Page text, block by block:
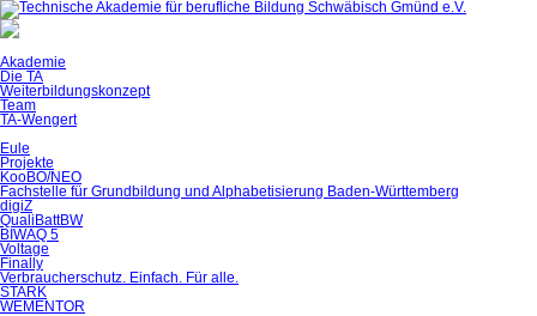
Akademie
Die TA
Weiterbildungskonzept
Team
TA-Wengert
Eule
Projekte
KooBO/NEO
Fachstelle für Grundbildung und Alphabetisierung Baden-Württemberg
digiZ
QualiBattBW
BIWAQ 5
Voltage
Finally
Verbraucherschutz. Einfach. Für alle.
STARK
WEMENTOR